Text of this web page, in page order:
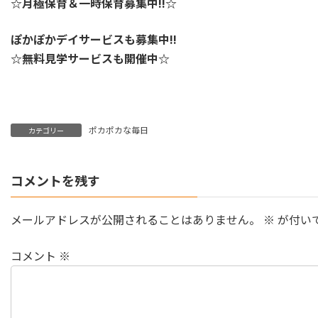
ぽかぽかデイサービスも募集中!!
☆無料見学サービスも開催中☆
カテゴリー ポカポカな毎日
コメントを残す
メールアドレスが公開されることはありません。 ※ が付い
コメント ※